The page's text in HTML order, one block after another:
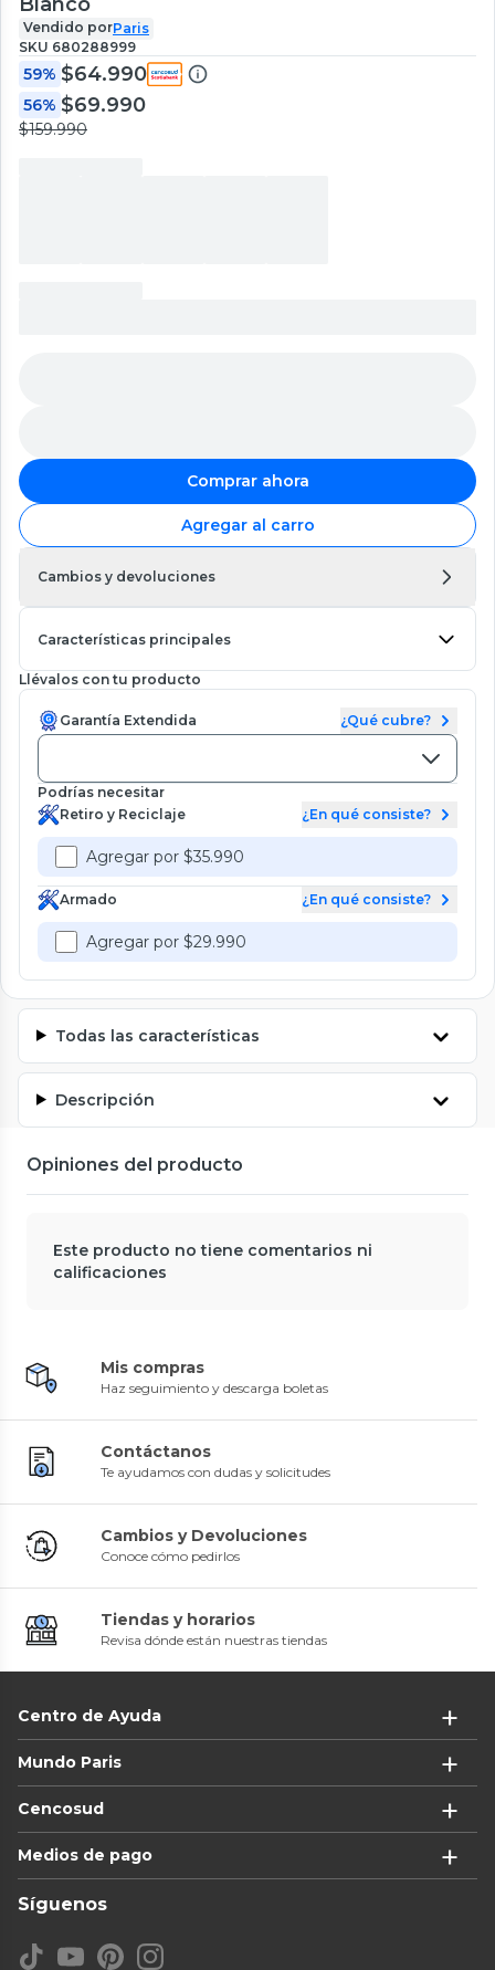
Vendido porParis
SKU 680288999
59% $64.990
56% $69.990
$159.990
Comprar ahora
Agregar al carro
Cambios y devoluciones
Características principales
Llévalos con tu producto
Garantía Extendida ¿Qué cubre?
Podrías necesitar
Retiro y Reciclaje
¿En qué consiste?
Agregar por $35.990
Armado ¿En qué consiste?
Agregar por $29.990
Todas las características
Descripción
Opiniones del producto
Este producto no tiene comentarios ni
calificaciones
Mis compras
Haz seguimiento y descarga boletas
Contáctanos
Te ayudamos con dudas y solicitudes
Cambios y Devoluciones
Conoce cómo pedirlos
Tiendas y horarios
Revisa dónde están nuestras tiendas
Centro de Ayuda
Mundo Paris
Cencosud
Medios de pago
Síguenos